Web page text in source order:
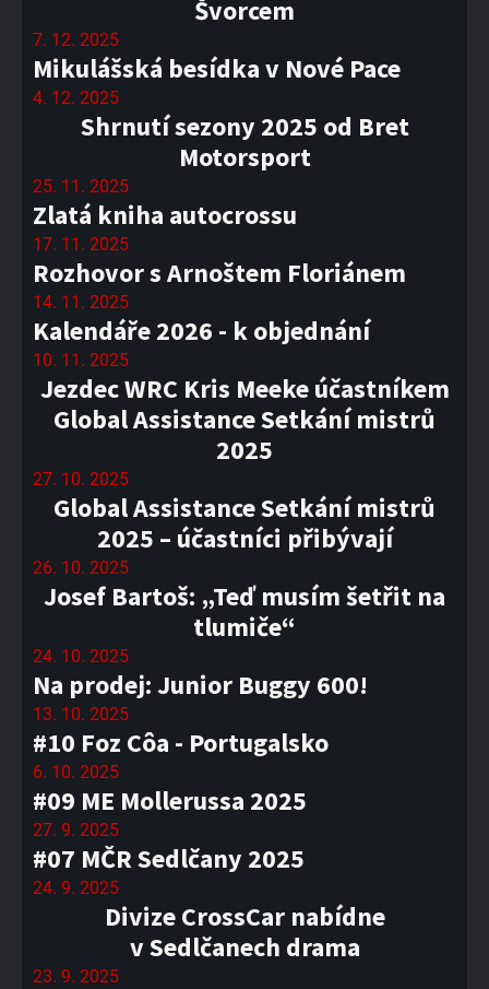
Švorcem
7. 12. 2025
Mikulášská besídka v Nové Pace
4. 12. 2025
Shrnutí sezony 2025 od Bret
Motorsport
25. 11. 2025
Zlatá kniha autocrossu
17. 11. 2025
Rozhovor s Arnoštem Floriánem
14. 11. 2025
Kalendáře 2026 - k objednání
10. 11. 2025
Jezdec WRC Kris Meeke účastníkem
Global Assistance Setkání mistrů
2025
27. 10. 2025
Global Assistance Setkání mistrů
2025 – účastníci přibývají
26. 10. 2025
Josef Bartoš: „Teď musím šetřit na
tlumiče“
24. 10. 2025
Na prodej: Junior Buggy 600!
13. 10. 2025
#10 Foz Côa - Portugalsko
6. 10. 2025
#09 ME Mollerussa 2025
27. 9. 2025
#07 MČR Sedlčany 2025
24. 9. 2025
Divize CrossCar nabídne
v Sedlčanech drama
23. 9. 2025